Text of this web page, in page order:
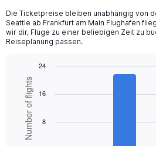
chart
has
1
displaying
values.
Range:
900.
Die Ticketpreise bleiben unabhängig von
Seattle ab Frankfurt am Main Flughafen
wir dir, Flüge zu einer beliebigen Zeit zu
Reiseplanung passen.
Bar
chart
with
bars.
The
Chart
graphic.
Number of flights 8
16
24